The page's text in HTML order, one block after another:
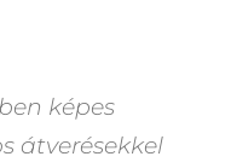
képes
átverésekkel